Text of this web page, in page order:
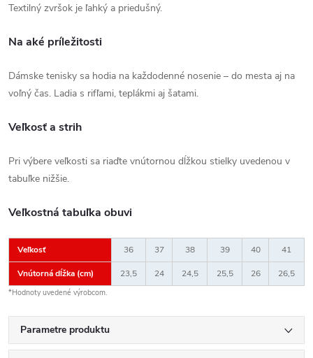
Textilný zvršok je ľahký a priedušný.
Na aké príležitosti
Dámske tenisky sa hodia na každodenné nosenie – do mesta aj na
voľný čas. Ladia s rifľami, teplákmi aj šatami.
Veľkosť a strih
Pri výbere veľkosti sa riaďte vnútornou dĺžkou stielky uvedenou v
tabuľke nižšie.
Veľkostná tabuľka obuvi
Veľkosť 36 37 38 39 40 41
Vnútorná dĺžka (cm) 23,5 24 24,5 25,5 26 26,5
*Hodnoty uvedené výrobcom.
Parametre produktu